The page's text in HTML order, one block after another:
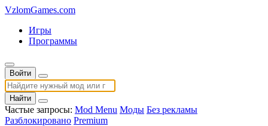
VzlomGames.com
Игры
Программы
Войти
Найти
Частые запросы: Mod Menu Моды Без рекламы
Разблокировано Premium